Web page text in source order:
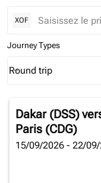
XOF
Journey Types
Journey Types option
Round trip
keyboard_arrow_down
Dakar (DSS)
Paris (CDG)
15/09/2026 - 22/